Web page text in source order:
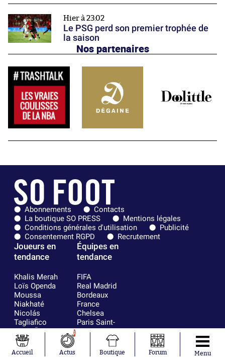
Hier à 23:02
Le PSG perd son premier trophée de
la saison
Nos partenaires
Abonnements
Contacts
La boutique SO PRESS
Mentions légales
Conditions générales d'utilisation
Publicité
Consentement RGPD
Recrutement
Joueurs en
tendance
Khalis Merah
Loïs Openda
Moussa
Niakhaté
Nicolás
Tagliafico
Pavel Šulc
Gauthier Hein
Lionel Messi
Équipes en
tendance
FIFA
Real Madrid
Bordeaux
France
Chelsea
Paris Saint-
Germain
Olympique
lyonnais
AC Milan
Accueil
1
Actus Boutique Forum Menu